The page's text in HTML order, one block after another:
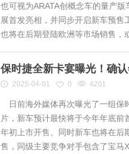
也可视为ARATA创概念车的量产
展首发亮相，并同步开启新车预售
也将在后期登陆欧洲等市场销售，
保时捷全新卡宴曝光！确
2025-04-01 0 4201
日前海外媒体再次曝光了一组保
片，新车预计最快将于今年年底
年初上市开售。同时新车也将在后
售，同级主要竞争对手包含了宝马